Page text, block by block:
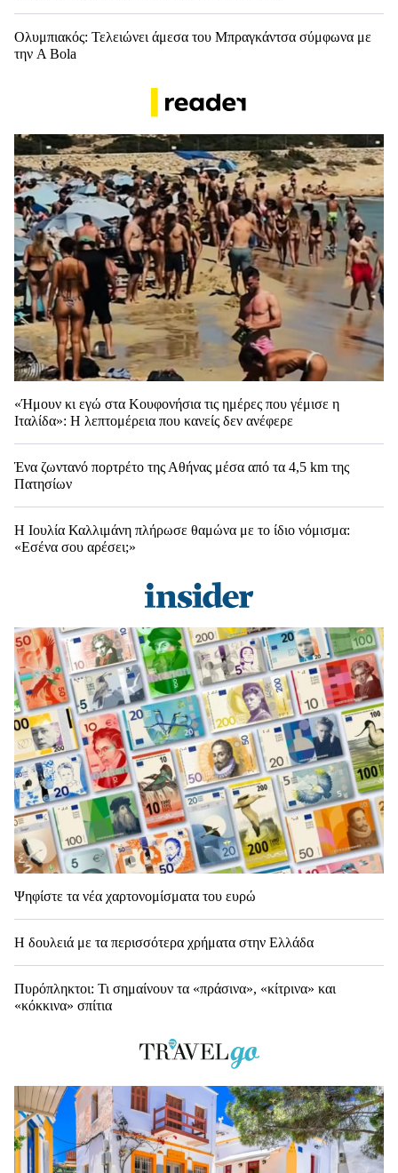
Ολυμπιακός: Τελειώνει άμεσα του Μπραγκάντσα σύμφωνα με
την A Bola
«Ήμουν κι εγώ στα Κουφονήσια τις ημέρες που γέμισε η
Ιταλίδα»: Η λεπτομέρεια που κανείς δεν ανέφερε
Ένα ζωντανό πορτρέτο της Αθήνας μέσα από τα 4,5 km της
Πατησίων
Η Ιουλία Καλλιμάνη πλήρωσε θαμώνα με το ίδιο νόμισμα:
«Εσένα σου αρέσει;»
Ψηφίστε τα νέα χαρτονομίσματα του ευρώ
Η δουλειά με τα περισσότερα χρήματα στην Ελλάδα
Πυρόπληκτοι: Τι σημαίνουν τα «πράσινα», «κίτρινα» και
«κόκκινα» σπίτια